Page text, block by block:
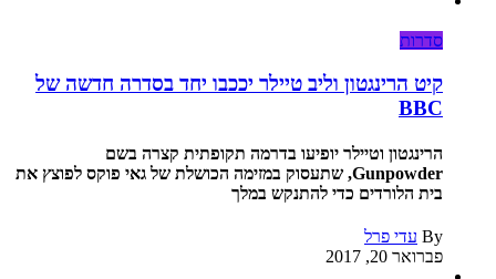
סדרות
קיט הרינגטון וליב טיילר יככבו יחד בסדרה חדשה של
BBC
הרינגטון וטיילר יופיעו בדרמה תקופתית קצרה בשם
Gunpowder, שתעסוק במזימה הכושלת של גאי פוקס לפוצץ את
בית הלורדים כדי להתנקש במלך
By עדי פרל
פברואר 20, 2017